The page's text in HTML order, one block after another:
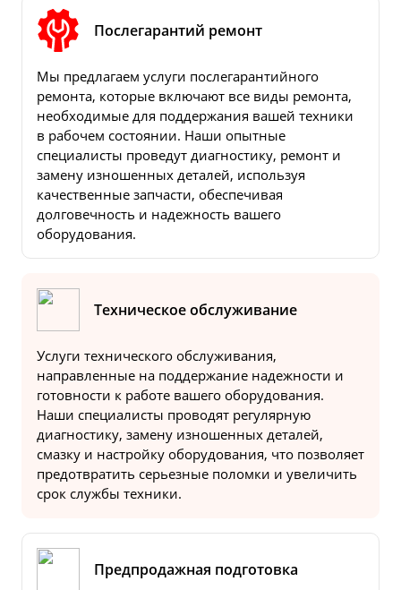
Послегарантий ремонт
Мы предлагаем услуги послегарантийного
ремонта, которые включают все виды ремонта,
необходимые для поддержания вашей техники
в рабочем состоянии. Наши опытные
специалисты проведут диагностику, ремонт и
замену изношенных деталей, используя
качественные запчасти, обеспечивая
долговечность и надежность вашего
оборудования.
Техническое обслуживание
Услуги технического обслуживания,
направленные на поддержание надежности и
готовности к работе вашего оборудования.
Наши специалисты проводят регулярную
диагностику, замену изношенных деталей,
смазку и настройку оборудования, что позволяет
предотвратить серьезные поломки и увеличить
срок службы техники.
Предпродажная подготовка